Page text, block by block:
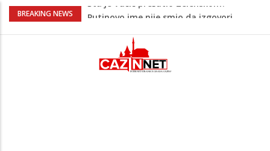
BREAKING NEWS
Šta se dešava u Europi? Dron iz
kod gasovoda
Bebe koje odrastaju uz pse su zdravije:
Evo šta ih štiti